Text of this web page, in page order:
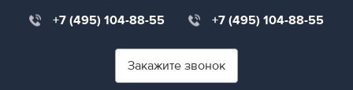
+7 (495) 104-88-55 +7 (495) 104-88-55
Закажите звонок